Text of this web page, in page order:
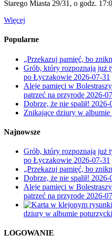
Starego Miasta 29/31, o godz.
Więcej
Popularne
„Przekazuj pamięć, bo
Grób, który rozpoznają już
po Łyczakowie 2026-07-31
Aleje pamięci w
patrzeć na przyrodę 2026-
Dobrze, że nie spalił! 2026-
Znikające dziury w
Najnowsze
Grób, który rozpoznają już
po Łyczakowie 2026-07-31
„Przekazuj pamięć, bo
Dobrze, że nie spalił! 2026-
Aleje pamięci w
patrzeć na przyrodę 2026-
dziury w albumie
LOGOWANIE